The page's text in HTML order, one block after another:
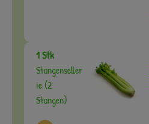
1 Stk
Stangenseller
ie (2
Stangen)